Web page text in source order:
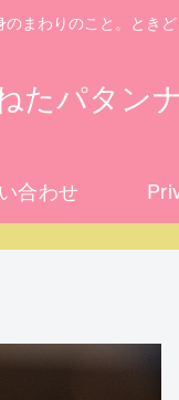
のまわりのこと。ときど
たパタン
合わせ